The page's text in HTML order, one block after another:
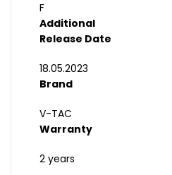
F
Additional
Release Date
18.05.2023
Brand
V-TAC
Warranty
2 years